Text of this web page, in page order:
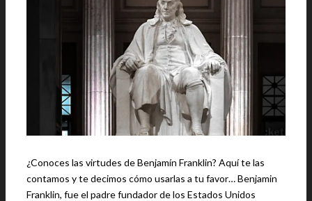
¿Conoces las virtudes de Benjamín Franklin? Aquí te las
contamos y te decimos cómo usarlas a tu favor… Benjamin
Franklin, fue el padre fundador de los Estados Unidos